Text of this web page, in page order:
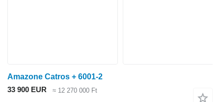
Amazone Catros + 6001-2
33 900 EUR
≈ 12 270 000 Ft